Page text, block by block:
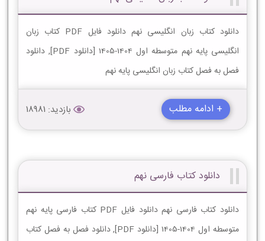
دانلود کتاب زبان انگلیسی نهم دانلود فایل PDF کتاب زبان
انگلیسی پایه نهم متوسطه اول 1404-1405 [دانلود PDF], دانلود
فصل به فصل کتاب زبان انگلیسی پایه نهم
+ ادامه مطلب بازدید: 18981
دانلود کتاب فارسی نهم
دانلود کتاب فارسی نهم دانلود فایل PDF کتاب فارسی پایه نهم
متوسطه اول 1404-1405 [دانلود PDF], دانلود فصل به فصل کتاب